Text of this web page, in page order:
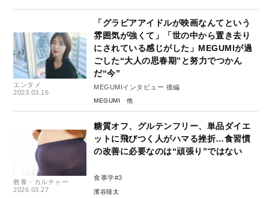
エンタメ
2023.03.16
「グラビアアイドルが映画なんてという
雰囲気が強くて」「世の中から置き去り
にされている感じがした」MEGUMIが過
ごした“大人の思春期”と努力でつかん
だ“今”
MEGUMIインタビュー 後編
MEGUMI
教養・カルチャー
2026.03.27
糖質オフ、グルテンフリー、単品ダイエ
ットに飛びつく人がハマる挫折…食習慣
の改善に必要なのは“頑張り”ではない
食事学#3
濱谷陸太